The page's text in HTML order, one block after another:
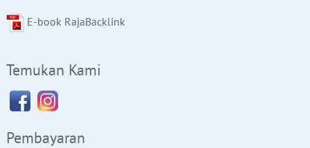
E-book RajaBacklink
Temukan Kami
Pembayaran